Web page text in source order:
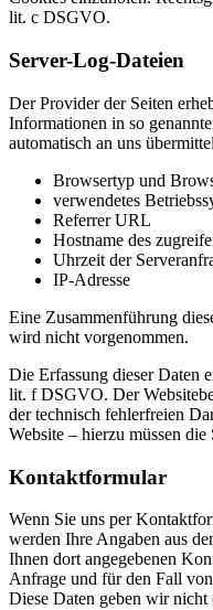
lit. c DSGVO.
Server-Log-Dateien
Der Provider der Seiten
Informationen in so
automatisch an uns
Browsertyp und
verwendetes
Referrer URL
Hostname des
Uhrzeit der
IP-Adresse
Eine Zusammenführung
wird nicht vorgenommen.
Die Erfassung dieser Daten
lit. f DSGVO. Der
der technisch fehlerfreien
Website – hierzu müssen
Kontaktformular
Wenn Sie uns per
werden Ihre Angaben aus
Ihnen dort angegebenen
Anfrage und für den Fall
Diese Daten geben wir